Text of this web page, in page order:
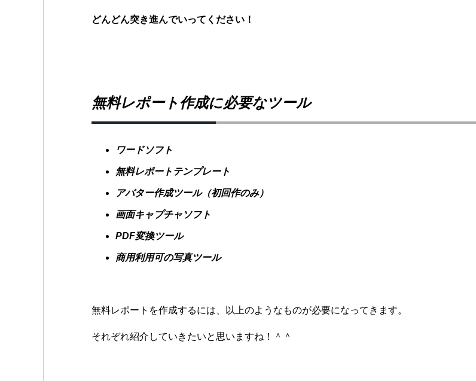
どんどん突き進んでいってください！
無料レポート作成に必要なツール
ワードソフト
無料レポートテンプレート
アバター作成ツール（初回作のみ）
画面キャプチャソフト
PDF変換ツール
商用利用可の写真ツール
無料レポートを作成するには、以上のようなものが必要になってきます。
それぞれ紹介していきたいと思いますね！＾＾